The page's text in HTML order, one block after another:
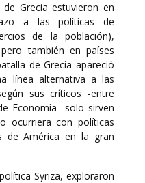
Grecia estuvieron en
a las políticas de
de la población),
también en países
de Grecia apareció
línea alternativa a las
sus críticos -entre
Economía- solo sirven
ocurriera con políticas
de América en la gran
Syriza, exploraron